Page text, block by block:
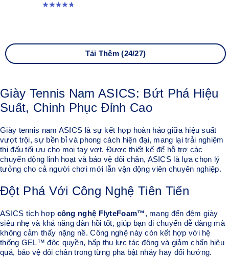
4.8 trong số 5 sao. 4 đánh giá
Tải Thêm (24/27)
Giày Tennis Nam ASICS: Bứt Phá Hiệu
Suất, Chinh Phục Đỉnh Cao
Giày tennis nam ASICS là sự kết hợp hoàn hảo giữa hiệu suất
vượt trội, sự bền bỉ và phong cách hiện đại, mang lại trải nghiệm
thi đấu tối ưu cho mọi tay vợt. Được thiết kế để hỗ trợ các
chuyển động linh hoạt và bảo vệ đôi chân, ASICS là lựa chọn lý
tưởng cho cả người chơi mới lẫn vận động viên chuyên nghiệp.
Đột Phá Với Công Nghệ Tiên Tiến
ASICS tích hợp công nghệ FlyteFoam™, mang đến đệm giày
siêu nhẹ và khả năng đàn hồi tốt, giúp bạn di chuyển dễ dàng mà
không cảm thấy nặng nề. Công nghệ này còn kết hợp với hệ
thống GEL™ độc quyền, hấp thụ lực tác động và giảm chấn hiệu
quả, bảo vệ đôi chân trong từng pha bật nhảy hay đổi hướng.